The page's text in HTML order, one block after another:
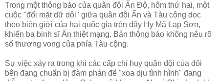
Trong một thông báo của quân đội Ấn Độ, hôm thứ hai, một
cuộc "đối mặt dữ dội" giữa quân đội Ấn và Tàu cộng dọc
theo biên giới của hai quốc gia trên dãy Hy Mã Lạp Sơn,
khiến ba binh sĩ Ấn thiệt mạng. Bản thông báo không nêu rõ
số thương vong của phía Tàu cộng.
Sự việc xảy ra trong khi các cấp chỉ huy quân đội của đôi
bên đang chuẩn bị đàm phán để "xoa dịu tình hình" đang